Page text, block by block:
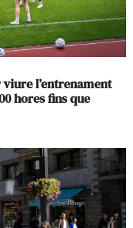
l’entrenament
hores fins que